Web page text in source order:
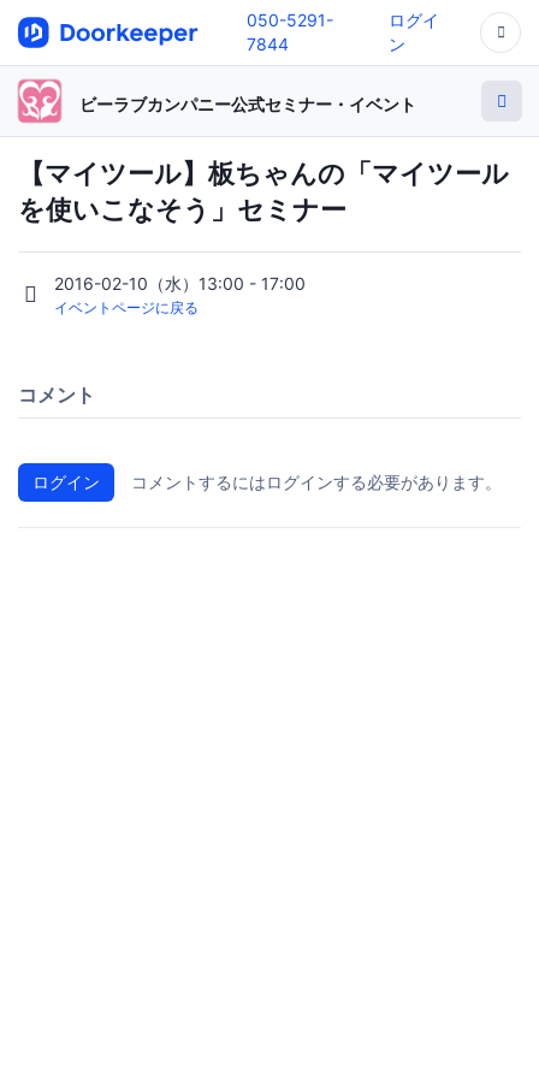
050-5291-
7844
ログイ
ン
ビーラブカンパニー公式セミナー・イベント
【マイツール】板ちゃんの「マイツール
を使いこなそう」セミナー
2016-02-10（水）13:00 - 17:00
イベントページに戻る
コメント
ログイン コメントするにはログインする必要があります。